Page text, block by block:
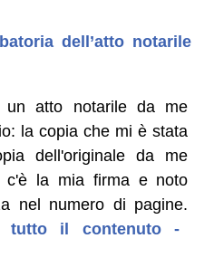
dell’atto notarile
un atto notarile da me
la copia che mi è stata
dell'originale da me
c'è la mia firma e noto
nel numero di pagine.
tutto il contenuto -